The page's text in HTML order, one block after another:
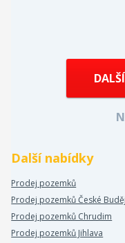
Další nabídky
Prodej pozemků
Prodej pozemků České
Prodej pozemků Chrudim
Prodej pozemků Jihlava